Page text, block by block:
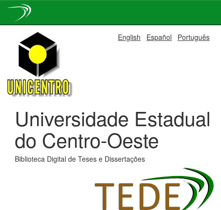
navigation
English Español Português
Universidade Estadual
do Centro-Oeste
Biblioteca Digital de Teses e Dissertações